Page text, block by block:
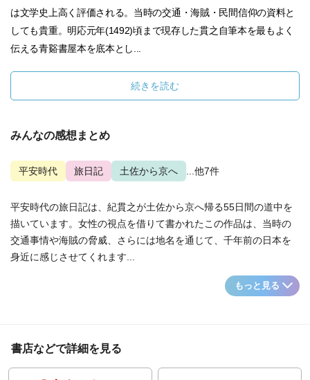
は文学史上高く評価される。当時の交通・海賊・民間信仰の資料と
しても貴重。明応元年(1492)頃まで現存した貫之自筆本を最もよく
伝える青谿書屋本を底本とし...
続きを読む
みんなの感想まとめ
平安時代 旅日記 土佐から京へ ...他7件
平安時代の旅日記は、紀貫之が土佐から京へ帰る55日間の道中を
描いています。女性の視点を借りて書かれたこの作品は、当時の
交通事情や海賊の脅威、さらには地名を通じて、千年前の日本を
身近に感じさせてくれます...
もっと見る
書店などで詳細を見る